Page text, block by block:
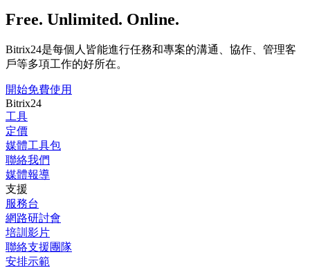
Free. Unlimited. Online.
Bitrix24是每個人皆能進行任務和專案的溝通、協作、管理客
戶等多項工作的好所在。
開始免費使用
Bitrix24
工具
定價
媒體工具包
聯絡我們
媒體報導
支援
服務台
網路研討會
培訓影片
聯絡支援團隊
安排示範